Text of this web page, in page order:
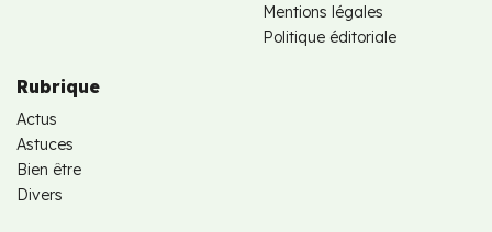
Mentions légales
Politique éditoriale
Rubrique
Actus
Astuces
Bien être
Divers